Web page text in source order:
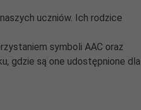
uczniów. Ich rodzice
symboli AAC oraz
gdzie są one udostępnione dla